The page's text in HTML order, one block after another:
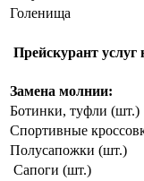
Голенища
Прейскурант
Замена молнии:
Ботинки, туфли (шт.)
Спортивные
Полусапожки (шт.)
Сапоги (шт.)